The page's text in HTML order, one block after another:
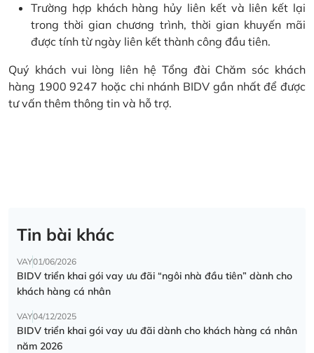
Trường hợp khách hàng hủy liên kết và liên kết lại
trong thời gian chương trình, thời gian khuyến mãi
được tính từ ngày liên kết thành công đầu tiên.
Quý khách vui lòng liên hệ Tổng đài Chăm sóc khách
hàng 1900 9247 hoặc chi nhánh BIDV gần nhất để được
tư vấn thêm thông tin và hỗ trợ.
Tin bài khác
VAY01/06/2026
BIDV triển khai gói vay ưu đãi “ngôi nhà đầu tiên” dành cho
khách hàng cá nhân
VAY04/12/2025
BIDV triển khai gói vay ưu đãi dành cho khách hàng cá nhân
năm 2026